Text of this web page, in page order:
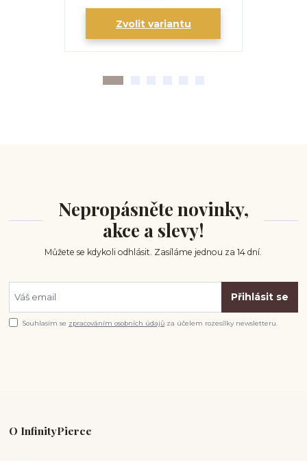
Zvolit variantu
Nepropásněte novinky,
akce a slevy!
Můžete se kdykoli odhlásit. Zasíláme jednou za 14 dní.
Přihlásit se
Souhlasím se zpracováním osobních údajů za účelem rozesílky newsletteru.
O InfinityPierce